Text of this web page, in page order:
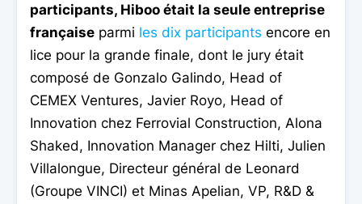
participants, Hiboo était la seule entreprise
française parmi les dix participants encore en
lice pour la grande finale, dont le jury était
composé de Gonzalo Galindo, Head of
CEMEX Ventures, Javier Royo, Head of
Innovation chez Ferrovial Construction, Alona
Shaked, Innovation Manager chez Hilti, Julien
Villalongue, Directeur général de Leonard
(Groupe VINCI) et Minas Apelian, VP, R&D &